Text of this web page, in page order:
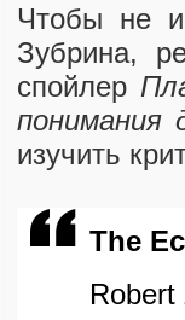
Чтобы не
Зубрина,
спойлер
понимания
изучить
The
Robert